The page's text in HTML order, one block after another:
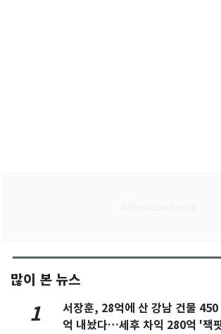
많이 본 뉴스
1
서장훈, 28억에 산 강남 건물 450
억 내놨다…세후 차익 280억 '잭